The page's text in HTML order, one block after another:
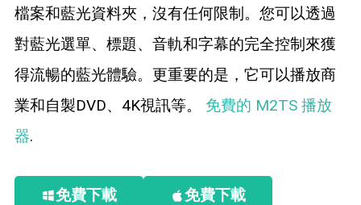
檔案和藍光資料夾，沒有任何限制。您可以透過
對藍光選單、標題、音軌和字幕的完全控制來獲
得流暢的藍光體驗。更重要的是，它可以播放商
業和自製DVD、4K視訊等。 免費的 M2TS 播放
器.
免費下載 免費下載